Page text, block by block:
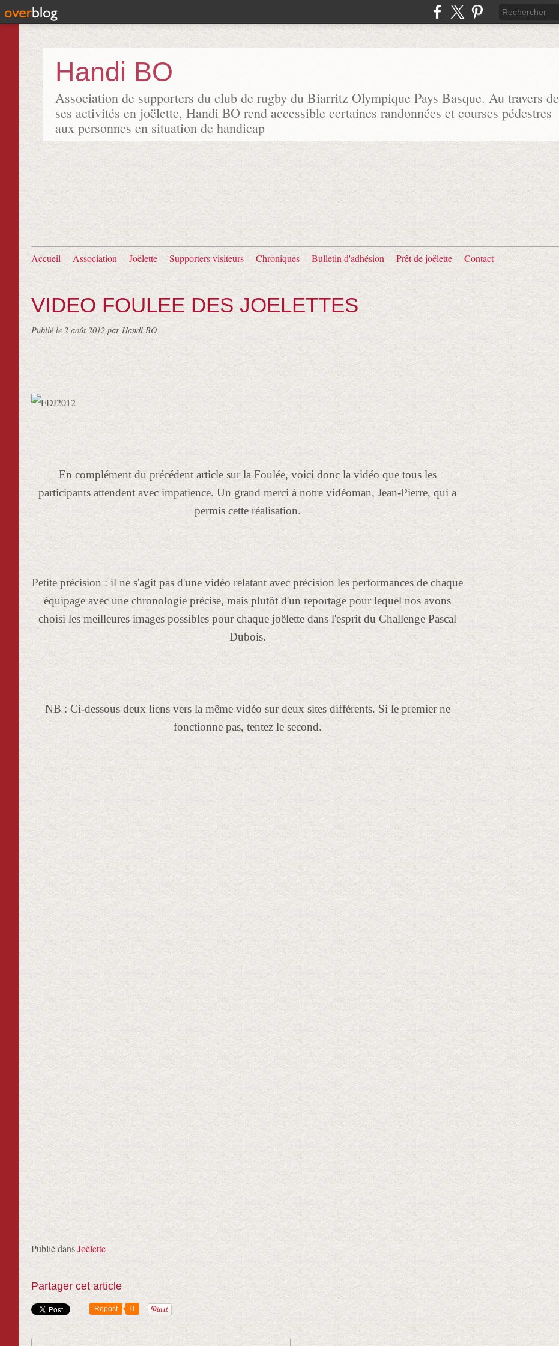
Handi BO
Association de supporters du club de rugby du Biarritz Olympique Pays Basque. Au travers de
ses activités en joëlette, Handi BO rend accessible certaines randonnées et courses pédestres
aux personnes en situation de handicap
Accueil Association Joëlette Supporters visiteurs Chroniques Bulletin d'adhésion Prêt de joëlette Contact
VIDEO FOULEE DES JOELETTES
Publié le 2 août 2012 par Handi BO
En complément du précédent article sur la Foulée, voici donc la vidéo que tous les
participants attendent avec impatience. Un grand merci à notre vidéoman, Jean-Pierre, qui a
permis cette réalisation.
Petite précision : il ne s'agit pas d'une vidéo relatant avec précision les performances de chaque
équipage avec une chronologie précise, mais plutôt d'un reportage pour lequel nos avons
choisi les meilleures images possibles pour chaque joëlette dans l'esprit du Challenge Pascal
Dubois.
NB : Ci-dessous deux liens vers la même vidéo sur deux sites différents. Si le premier ne
fonctionne pas, tentez le second.
Publié dansJoëlette
Partager cet article
Repost 0